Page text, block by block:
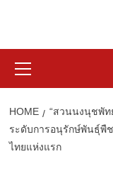
Menu
HOME
“สวนนงนุชพั
ระดับการอนุรักษ์พันธุ์พื
ไทยแห่งแรก